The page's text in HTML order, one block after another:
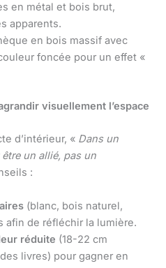
en métal et bois brut,
apparents.
en bois massif avec
foncée pour un effet «
visuellement l’espace
d’intérieur, « Dans un
un allié, pas un
:
(blanc, bois naturel,
afin de réfléchir la lumière.
réduite (18-22 cm
livres) pour gagner en